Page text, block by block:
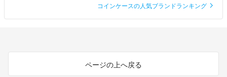
コインケースの人気ブランドランキング
ページの上へ戻る